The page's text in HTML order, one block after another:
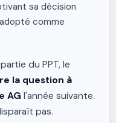
sa décision
comme
du PPT, le
la question à
AG l'année suivante.
pas.